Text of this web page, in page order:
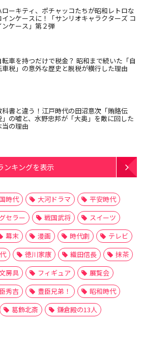
ローキティ、ポチャッコたちが昭和レトロな
インケースに！「サンリオキャラクターズ コ
ンケース」第２弾
転車を持つだけで税金？ 昭和まで続いた「自
車税」の意外な歴史と脱税が横行した理由
科書と違う！江戸時代の田沼意次「賄賂伝
」の嘘と、水野忠邦が「大奥」を敵に回した
当の理由
ンキングを表示
時代 大河ドラマ
平安時代
セラー 戦国武将
スイーツ
幕末 漫画 時代劇
テレビ
徳川家康 織田信長
抹茶
房具 フィギュア
展覧会
秀吉 豊臣兄弟！
昭和時代
葛飾北斎 鎌倉殿の13人